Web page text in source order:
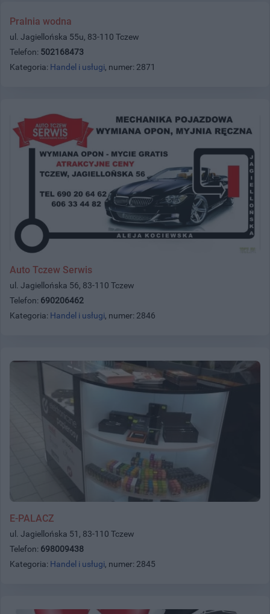
Pralnia wodna
ul. Jagiellońska 55u, 83-110 Tczew
Telefon: 502168473
Kategoria: Handel i usługi, numer: 2871
Auto Tczew Serwis
ul. Jagiellońska 56, 83-110 Tczew
Telefon: 690206462
Kategoria: Handel i usługi, numer: 2846
E-PALACZ
ul. Jagiellońska 51, 83-110 Tczew
Telefon: 698009438
Kategoria: Handel i usługi, numer: 2845